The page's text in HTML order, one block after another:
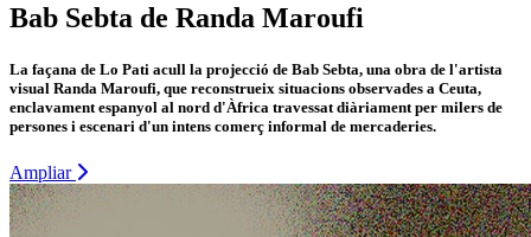
Bab Sebta de Randa Maroufi
La façana de Lo Pati acull la projecció de Bab Sebta, una obra de l'artista
visual Randa Maroufi, que reconstrueix situacions observades a Ceuta,
enclavament espanyol al nord d'Àfrica travessat diàriament per milers de
persones i escenari d'un intens comerç informal de mercaderies.
Ampliar